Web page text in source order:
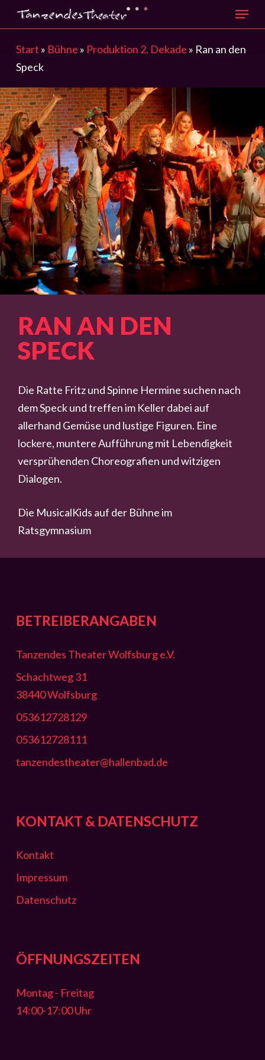
Skip
to
main
content
Menu
Start » Bühne » Produktion 2. Dekade » Ran an den
Speck
RAN AN DEN
SPECK
Die Ratte Fritz und Spinne Hermine suchen nach
dem Speck und treffen im Keller dabei auf
allerhand Gemüse und lustige Figuren. Eine
lockere, muntere Aufführung mit Lebendigkeit
versprühenden Choreografien und witzigen
Dialogen.
Die MusicalKids auf der Bühne im
Ratsgymnasium
BETREIBERANGABEN
Tanzendes Theater Wolfsburg e.V.
Schachtweg 31
38440 Wolfsburg
053612728129
053612728111
tanzendestheater@hallenbad.de
KONTAKT & DATENSCHUTZ
Kontakt
Impressum
Datenschutz
ÖFFNUNGSZEITEN
Montag - Freitag
14:00-17:00 Uhr